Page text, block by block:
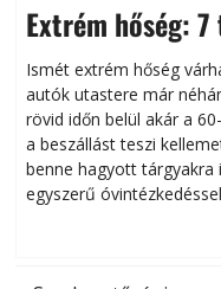
Extrém hőség:
megóvhatjuk
Ismét extrém hőség
autók utastere már
rövid időn belül akár a
a beszállást teszi
benne hagyott tárgyakra
egyszerű